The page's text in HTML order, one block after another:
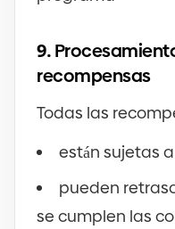
9.
recompensas
Todas las
están sujetas
pueden
se cumplen las